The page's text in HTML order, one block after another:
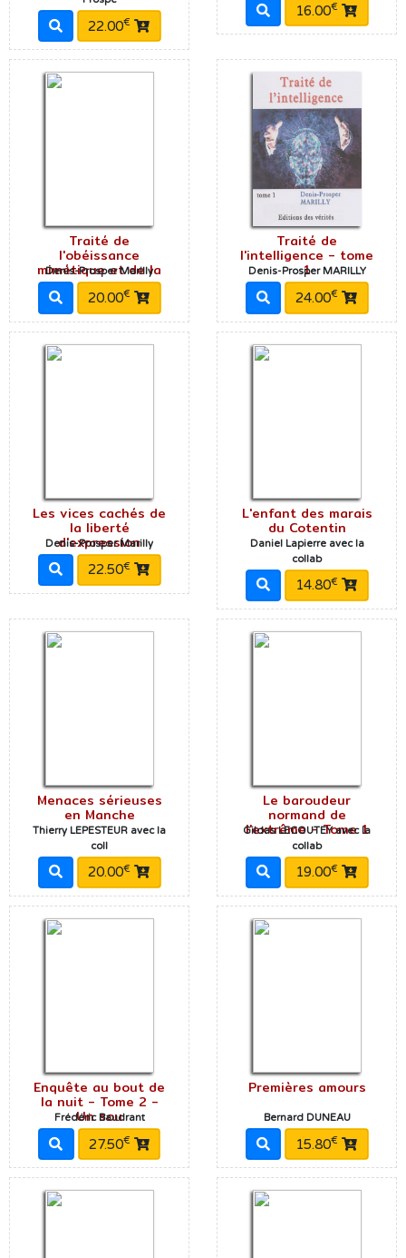
22.00€
16.00€
Traité de
l'obéissance
mimétique et de la
Denis-Prosper Marilly
20.00€
Traité de
l'intelligence - tome
1
Denis-Prosper MARILLY
24.00€
Les vices cachés de
la liberté
d'expression
Denis-Prosper Marilly
22.50€
L'enfant des marais
du Cotentin
Daniel Lapierre avec la
collab
14.80€
Menaces sérieuses
en Manche
Thierry LEPESTEUR avec la
coll
20.00€
Le baroudeur
normand de
l'extrême - Tome 1
Gildas LECOUTEY avec la
collab
19.00€
Enquête au bout de
la nuit - Tome 2 -
Un sou
Frédéric Baudrant
27.50€
Premières amours
Bernard DUNEAU
15.80€